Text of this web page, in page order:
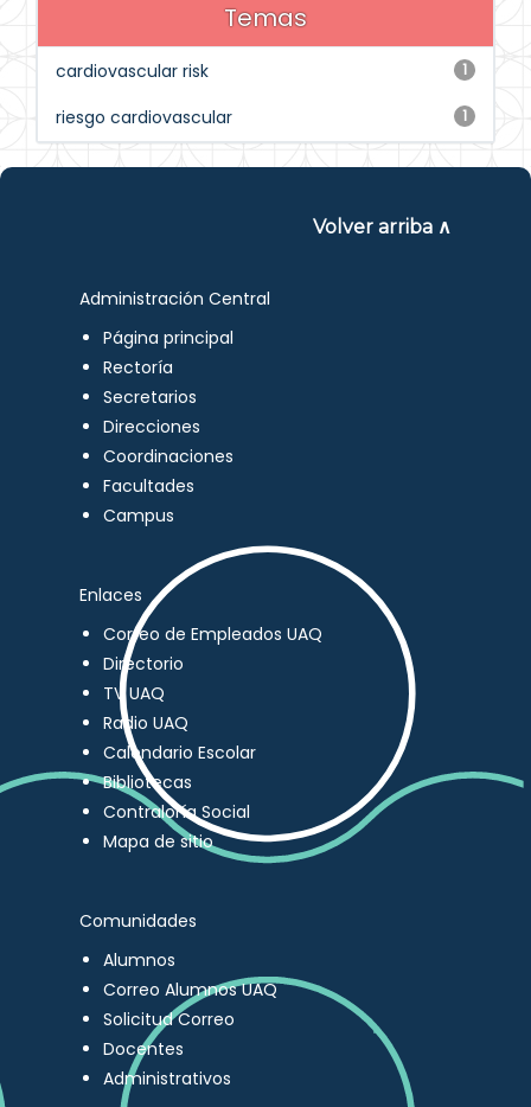
Temas
1
cardiovascular risk
1
riesgo cardiovascular
Volver arriba ∧
Administración Central
Página principal
Rectoría
Secretarios
Direcciones
Coordinaciones
Facultades
Campus
Enlaces
Correo de Empleados UAQ
Directorio
TV UAQ
Radio UAQ
Calendario Escolar
Bibliotecas
Contraloría Social
Mapa de sitio
Comunidades
Alumnos
Correo Alumnos UAQ
Solicitud Correo
Docentes
Administrativos